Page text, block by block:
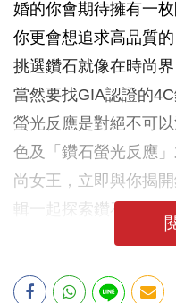
婚的你會期待擁有一
你更會想追求高品質
挑選鑽石就像在時尚
當然要找GIA認證的
螢光反應是對絕不可
色及「鑽石螢光反應
尚女王，立即與你揭
輯一起探索鑽石之旅吧